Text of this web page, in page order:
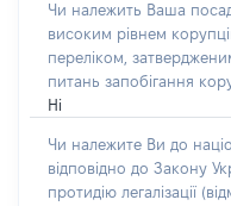
Чи належить Ваша
високим рівнем
переліком,
питань запобігання
Ні
Чи належите Ви до
відповідно до Закону
протидію легалізації